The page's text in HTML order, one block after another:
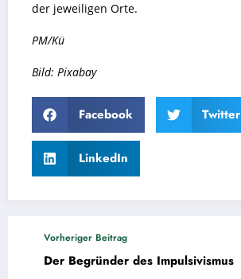
der jeweiligen Orte.
PM/Kü
Bild: Pixabay
Facebook Twitter
LinkedIn
Vorheriger Beitrag
Der Begründer des Impulsivismus